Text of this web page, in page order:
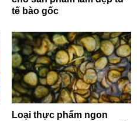
tế bào gốc
Loại thực phẩm ngon